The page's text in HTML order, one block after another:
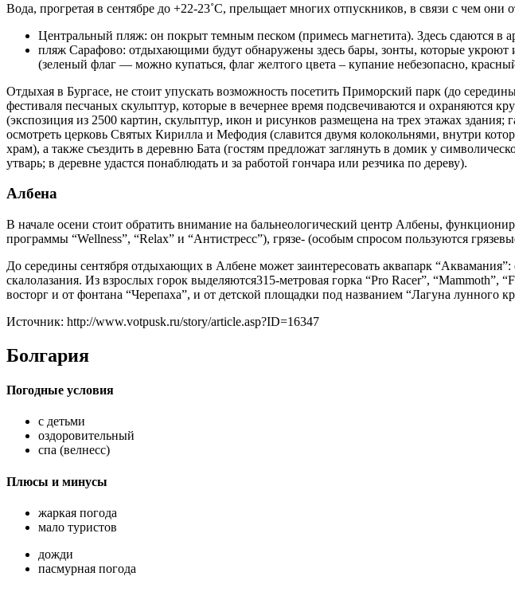
Вода, прогретая в сентябре до +22-23˚C, прельщает многих отпускников, в связи с чем они
Центральный пляж: он покрыт темным песком (примесь магнетита). Здесь сдаются в
пляж Сарафово: отдыхающими будут обнаружены здесь бары, зонты, которые укроют
(зеленый флаг — можно купаться, флаг желтого цвета – купание небезопасно,
Отдыхая в Бургасе, не стоит упускать возможность посетить Приморский парк (до
фестиваля песчаных скульптур, которые в вечернее время подсвечиваются и охраняются
(экспозиция из 2500 картин, скульптур, икон и рисунков размещена на трех этажах
осмотреть церковь Святых Кирилла и Мефодия (славится двумя колокольнями, внутри
храм), а также съездить в деревню Бата (гостям предложат заглянуть в домик у
утварь; в деревне удастся понаблюдать и за работой гончара или резчика по дереву).
Албена
В начале осени стоит обратить внимание на бальнеологический центр Албены,
программы “Wellness”, “Relax” и “Антистресс”), грязе- (особым спросом пользуются
До середины сентября отдыхающих в Албене может заинтересовать аквапарк
скалолазания. Из взрослых горок выделяются315-метровая горка “Pro Racer”,
восторг и от фонтана “Черепаха”, и от детской площадки под названием “Лагуна лунного
Источник: http://www.votpusk.ru/story/article.asp?ID=16347
Болгария
Погодные условия
с детьми
оздоровительный
спа (велнесс)
Плюсы и минусы
жаркая погода
мало туристов
дожди
пасмурная погода